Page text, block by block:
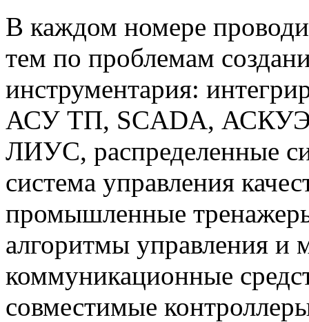
В каждом номере
тем по проблемам
инструментария:
АСУ ТП, SCADA,
ЛИУС, распределенные
система управления
промышленные
алгоритмы управления и
коммуникационные
совместимые